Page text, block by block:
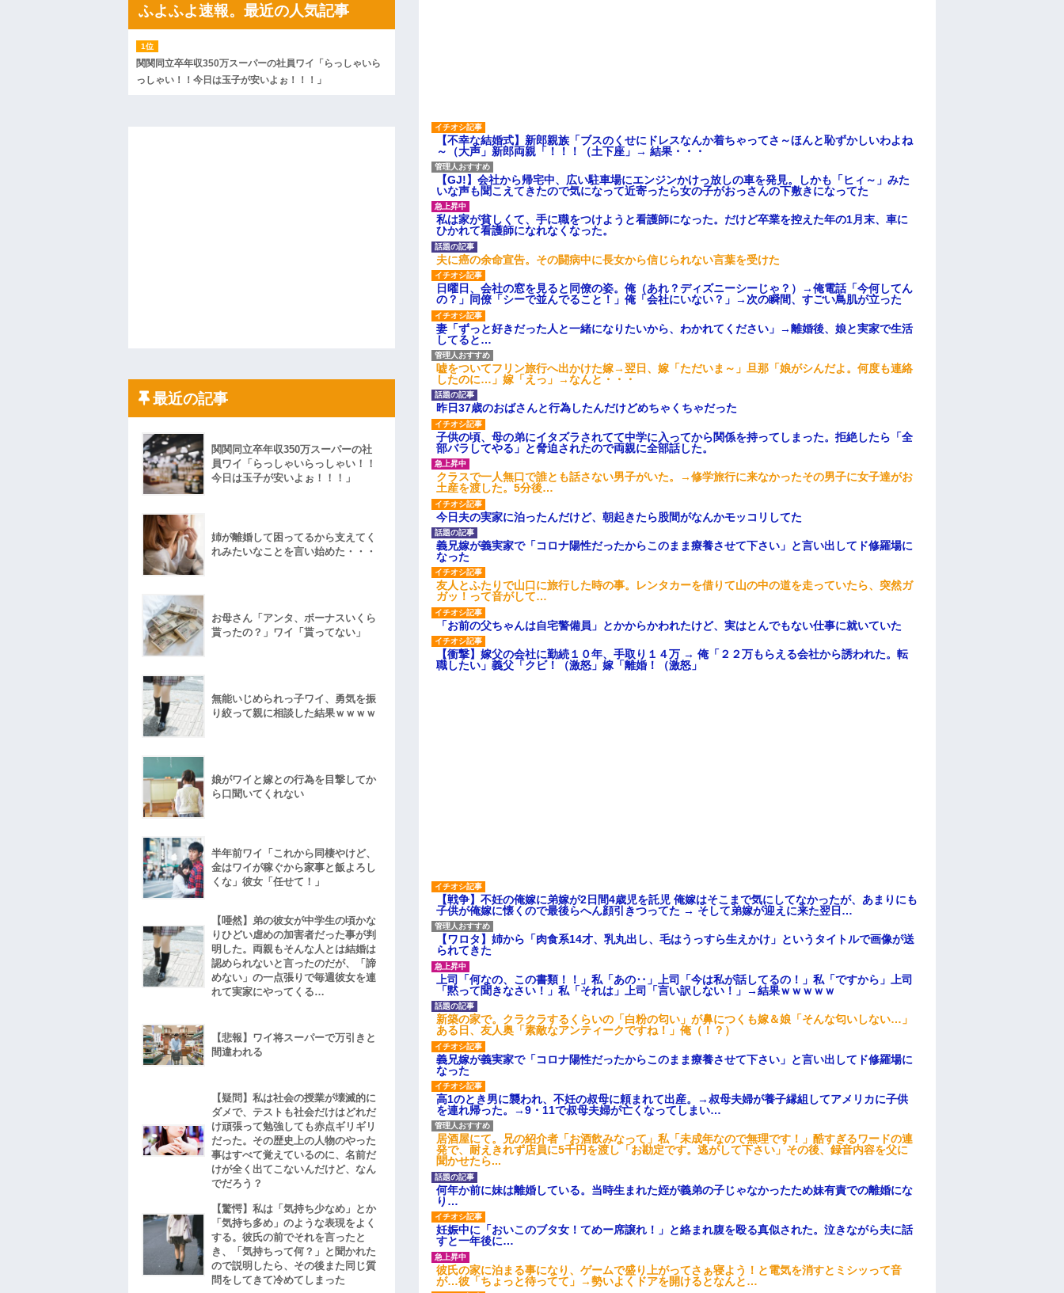
【GIF】JSのカンチョーワロタ
【衝撃】報酬100万円超の治験募集がこちらｗｗｗｗｗ(※画像あり)
【ネット騒然】惨殺されたタワマン頂き女子のこの動画、すげえええええｗ
ｗｗｗｗｗｗｗｗｗｗ
【悲報】佐藤輝明・・・２軍でも盛大にやらかす←あまり悲しませないでく【不幸な結婚式】新郎親族「ブスのくせにドレスなんか着ちゃってさ～ほんと恥ずかしいわよね
～（大声」新郎両親「！！！（土下座」→ 結果・・・
【GJ!】会社から帰宅中、広い駐車場にエンジンかけっ放しの車を発見。しかも「ヒィ～」みた
いな声も聞こえてきたので気になって近寄ったら女の子がおっさんの下敷きになってた
私は家が貧しくて、手に職をつけようと看護師になった。だけど卒業を控えた年の1月末、車に
ひかれて看護師になれなくなった。
夫に癌の余命宣告。その闘病中に長女から信じられない言葉を受けた
日曜日、会社の窓を見ると同僚の姿。俺（あれ？ディズニーシーじゃ？）→俺電話「今何してん
の？」同僚「シーで並んでること！」俺「会社にいない？」→次の瞬間、すごい鳥肌が立った
妻「ずっと好きだった人と一緒になりたいから、わかれてください」→離婚後、娘と実家で生活
してると…
嘘をついてフリン旅行へ出かけた嫁→翌日、嫁「ただいま～」旦那「娘がシんだよ。何度も連絡
したのに…」嫁「えっ」→なんと・・・
昨日37歳のおばさんと行為したんだけどめちゃくちゃだった
子供の頃、母の弟にイタズラされてて中学に入ってから関係を持ってしまった。拒絶したら「全
部バラしてやる」と脅迫されたので両親に全部話した。
クラスで一人無口で誰とも話さない男子がいた。→修学旅行に来なかったその男子に女子達がお
土産を渡した。5分後…
今日夫の実家に泊ったんだけど、朝起きたら股間がなんかモッコリしてた
義兄嫁が義実家で「コロナ陽性だったからこのまま療養させて下さい」と言い出してド修羅場に
なった
友人とふたりで山口に旅行した時の事。レンタカーを借りて山の中の道を走っていたら、突然ガ
ガッ！って音がして…
「お前の父ちゃんは自宅警備員」とかからかわれたけど、実はとんでもない仕事に就いていた
【衝撃】嫁父の会社に勤続１０年、手取り１４万 → 俺「２２万もらえる会社から誘われた。転
職したい」義父「クビ！（激怒」嫁「離婚！（激怒」
【戦争】不妊の俺嫁に弟嫁が2日間4歳児を託児 俺嫁はそこまで気にしてなかったが、あまりにも
子供が俺嫁に懐くので最後らへん顔引きつってた → そして弟嫁が迎えに来た翌日…
【ワロタ】姉から「肉食系14才、乳丸出し、毛はうっすら生えかけ」というタイトルで画像が送
られてきた
上司「何なの、この書類！！」私「あの‥」上司「今は私が話してるの！」私「ですから」上司
「黙って聞きなさい！」私「それは」上司「言い訳しない！」→結果ｗｗｗｗｗ
新築の家で。クラクラするくらいの「白粉の匂い」が鼻につくも嫁＆娘「そんな匂いしない…」
ある日、友人奥「素敵なアンティークですね！」俺（！？）
義兄嫁が義実家で「コロナ陽性だったからこのまま療養させて下さい」と言い出してド修羅場に
なった
高1のとき男に襲われ、不妊の叔母に頼まれて出産。→叔母夫婦が養子縁組してアメリカに子供
を連れ帰った。→9・11で叔母夫婦が亡くなってしまい…
居酒屋にて。兄の紹介者「お酒飲みなって」私「未成年なので無理です！」酷すぎるワードの連
発で、耐えきれず店員に5千円を渡し「お勘定です。逃がして下さい」その後、録音内容を父に
聞かせたら...
何年か前に妹は離婚している。当時生まれた姪が義弟の子じゃなかったため妹有責での離婚にな
り…
妊娠中に「おいこのブタ女！てめー席譲れ！」と絡まれ腹を殴る真似された。泣きながら夫に話
すと一年後に…
彼氏の家に泊まる事になり、ゲームで盛り上がってさぁ寝よう！と電気を消すとミシッって音
が…彼「ちょっと待ってて」→勢いよくドアを開けるとなんと…
ふよふよ速報。最近の人気記事
関関同立卒年収350万スーパーの社員ワイ「らっしゃいら
っしゃい！！今日は玉子が安いよぉ！！！」
最近の記事
関関同立卒年収350万スーパーの社
員ワイ「らっしゃいらっしゃい！！
今日は玉子が安いよぉ！！！」
姉が離婚して困ってるから支えてく
れみたいなことを言い始めた・・・
お母さん「アンタ、ボーナスいくら
貰ったの？」ワイ「貰ってない」
無能いじめられっ子ワイ、勇気を振
り絞って親に相談した結果ｗｗｗｗ
娘がワイと嫁との行為を目撃してか
ら口聞いてくれない
半年前ワイ「これから同棲やけど、
金はワイが稼ぐから家事と飯よろし
くな」彼女「任せて！」
【唖然】弟の彼女が中学生の頃かな
りひどい虐めの加害者だった事が判
明した。両親もそんな人とは結婚は
認められないと言ったのだが、「諦
めない」の一点張りで毎週彼女を連
れて実家にやってくる…
【悲報】ワイ将スーパーで万引きと
間違われる
【疑問】私は社会の授業が壊滅的に
ダメで、テストも社会だけはどれだ
け頑張って勉強しても赤点ギリギリ
だった。その歴史上の人物のやった
事はすべて覚えているのに、名前だ
けが全く出てこないんだけど、なん
でだろう？
【驚愕】私は「気持ち少なめ」とか
「気持ち多め」のような表現をよく
する。彼氏の前でそれを言ったと
き、「気持ちって何？」と聞かれた
ので説明したら、その後また同じ質
問をしてきて冷めてしまった